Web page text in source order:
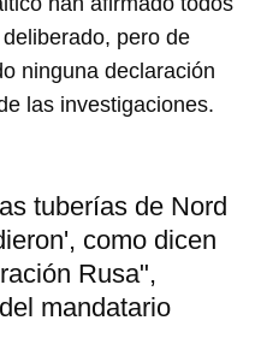
pero de
ninguna declaración
las investigaciones.
tuberías de Nord
como dicen
Rusa",
mandatario